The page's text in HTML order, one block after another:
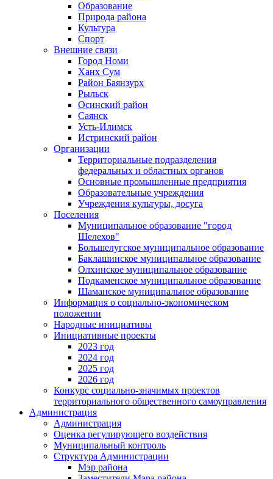
Образование
Природа района
Культура
Спорт
Внешние связи
Город Номи
Ханх Сум
Район Баянзурх
Рыльск
Осинский район
Саянск
Усть-Илимск
Истринский район
Организации
Территориальные подразделения
федеральных и областных органов
Основные промышленные предприятия
Образовательные учреждения
Учреждения культуры, досуга
Поселения
Муниципальное образование "город
Шелехов"
Большелугское муниципальное образование
Баклашинское муниципальное образование
Олхинское муниципальное образование
Подкаменское муниципальное образование
Шаманское муниципальное образование
Информация о социально-экономическом
положении
Народные инициативы
Инициативные проекты
2023 год
2024 год
2025 год
2026 год
Конкурс социально-значимых проектов
территориального общественного самоуправления
Администрация
Администрация
Оценка регулирующего воздействия
Муниципальный контроль
Структура Администрации
Мэр района